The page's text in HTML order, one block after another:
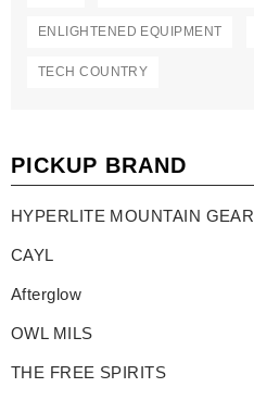
ENLIGHTENED EQUIPMENT
TECH COUNTRY
PICKUP BRAND
HYPERLITE MOUNTAIN GEAR
CAYL
Afterglow
OWL MILS
THE FREE SPIRITS